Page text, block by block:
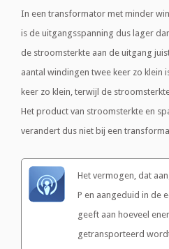
In een transformator met minder
is de uitgangsspanning dus lager
de stroomsterkte aan de uitgang
aantal windingen twee keer zo klein
keer zo klein, terwijl de
Het product van stroomsterkte en
verandert dus niet bij een
Het vermogen, dat
P en aangeduid in de
geeft aan hoeveel
getransporteerd